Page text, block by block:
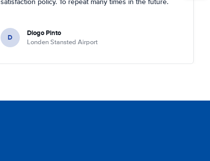
D Diogo Pinto
Londen Stansted Airport